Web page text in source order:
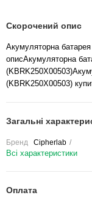
Скорочений опис
Акумуляторна
описАкумуляторна
(KBRK250X00503)
Загальні
Бренд Cipherlab
Всі характеристики
Оплата